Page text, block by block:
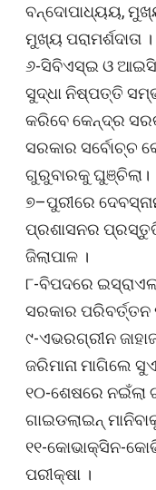
ବନ୍ଦୋପାଧ୍ୟୟ,
ମୁଖ୍ୟ ପରାମର୍ଶଦାତା ।
୬-ସିବିଏସ୍‌ଇ ଓ
ସୁଦ୍ଧା ନିଷ୍ପତ୍ତି
କରିବେ କେନ୍ଦ୍ର
ସରକାର ସର୍ବୋଚ୍ଚ
ଗୁରୁବାରକୁ ଘୁଞ୍ଚିଲା।
୭–ପୁରୀରେ
ପ୍ରଶାସନର
ଜିଲାପାଳ ।
୮-ବିପଦରେ
ସରକାର ପରିବର୍ତ୍ତନ
୯-ଏଭରଗ୍ରୀନ
ଜରିମାନା ମାଗିଲେ
୧୦-ଶେଷରେ
ଗାଇଡଲାଇନ୍‌
୧୧-କୋଭାକ୍ସିନ-
ପରୀକ୍ଷା ।